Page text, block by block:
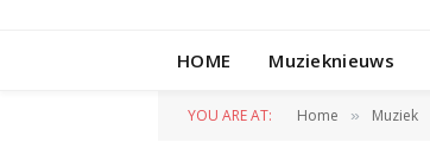
HOME Muzieknieuws
YOU ARE AT: Home » Muziek